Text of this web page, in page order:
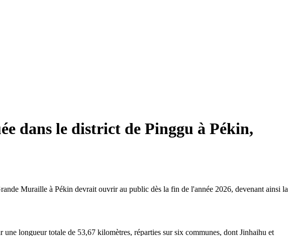
dans le district de Pinggu à Pékin,
Muraille à Pékin devrait ouvrir au public dès la fin de l'année 2026, devenant ainsi la
longueur totale de 53,67 kilomètres, réparties sur six communes, dont Jinhaihu et